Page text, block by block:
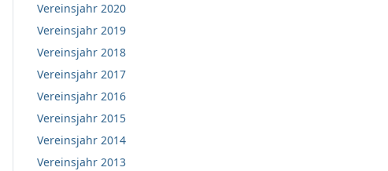
Vereinsjahr 2020
Vereinsjahr 2019
Vereinsjahr 2018
Vereinsjahr 2017
Vereinsjahr 2016
Vereinsjahr 2015
Vereinsjahr 2014
Vereinsjahr 2013